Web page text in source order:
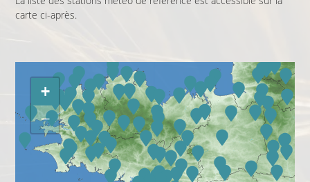
carte ci-après.
+
−